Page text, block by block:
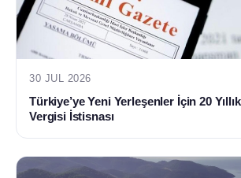
30 JUL 2026
Türkiye’ye Yeni Yerleşenler İçin 20
Vergisi İstisnası